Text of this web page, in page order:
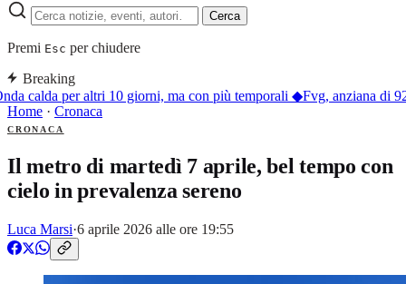
Cerca
Premi Esc per chiudere
Breaking
calda per altri 10 giorni, ma con più temporali ◆Fvg, anziana di
Home · Cronaca
CRONACA
Il metro di martedì 7 aprile, bel tempo con
cielo in prevalenza sereno
Luca Marsi·6 aprile 2026 alle ore 19:55